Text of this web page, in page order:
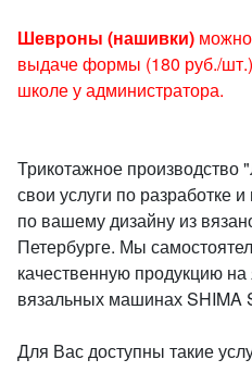
Шевроны (нашивки)
выдаче формы (180 руб./
школе у администратора.
Трикотажное
свои услуги по
по вашему дизайну из
Петербурге. Мы
качественную продукцию
вязальных машинах SHIMA
Для Вас доступны такие